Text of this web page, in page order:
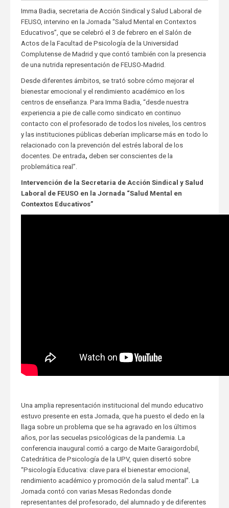
Imma Badia, secretaria de Acción Sindical y Salud Laboral de
FEUSO, intervino en la Jornada “Salud Mental en Contextos
Educativos”, que se celebró el 3 de febrero en el Salón de
Actos de la Facultad de Psicología de la Universidad
Complutense de Madrid y que contó también con la presencia
de una nutrida representación de FEUSO-Madrid.
Desde diferentes ámbitos, se trató sobre cómo mejorar el
bienestar emocional y el rendimiento académico en los
centros de enseñanza. Para Imma Badia, “desde nuestra
experiencia a pie de calle como sindicato en continuo
contacto con el profesorado de todos los niveles, los centros
y las instituciones públicas deberían implicarse más en todo lo
relacionado con la prevención del estrés laboral de los
docentes. De entrada, deben ser conscientes de la
problemática real”.
Intervención de la Secretaria de Acción Sindical y Salud
Laboral de FEUSO en la Jornada “Salud Mental en
Contextos Educativos”
Una amplia representación institucional del mundo educativo
estuvo presente en esta Jornada, que ha puesto el dedo en la
llaga sobre un problema que se ha agravado en los últimos
años, por las secuelas psicológicas de la pandemia. La
conferencia inaugural corrió a cargo de Maite Garaigordobil,
Catedrática de Psicología de la UPV, quien disertó sobre
“Psicología Educativa: clave para el bienestar emocional,
rendimiento académico y promoción de la salud mental”. La
Jornada contó con varias Mesas Redondas donde
representantes del profesorado, del alumnado y de diferentes